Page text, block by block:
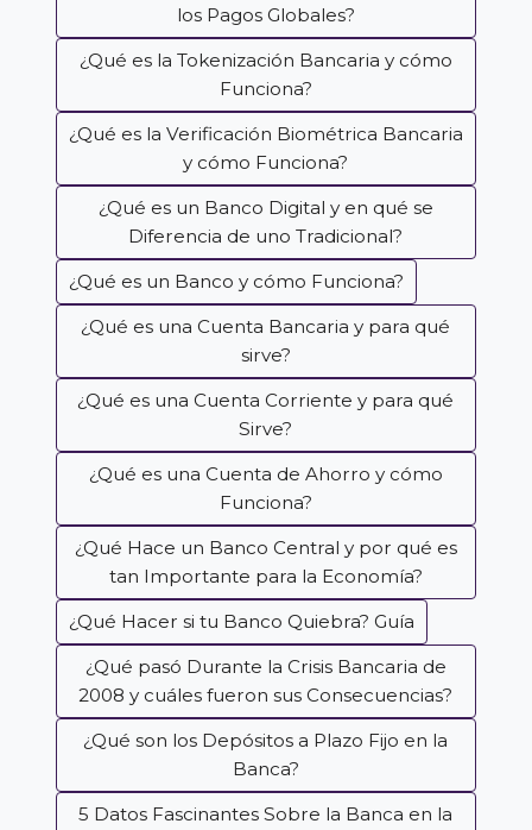
los Pagos Globales?
¿Qué es la Tokenización Bancaria y cómo
Funciona?
¿Qué es la Verificación Biométrica Bancaria
y cómo Funciona?
¿Qué es un Banco Digital y en qué se
Diferencia de uno Tradicional?
¿Qué es un Banco y cómo Funciona?
¿Qué es una Cuenta Bancaria y para qué
sirve?
¿Qué es una Cuenta Corriente y para qué
Sirve?
¿Qué es una Cuenta de Ahorro y cómo
Funciona?
¿Qué Hace un Banco Central y por qué es
tan Importante para la Economía?
¿Qué Hacer si tu Banco Quiebra? Guía
¿Qué pasó Durante la Crisis Bancaria de
2008 y cuáles fueron sus Consecuencias?
¿Qué son los Depósitos a Plazo Fijo en la
Banca?
5 Datos Fascinantes Sobre la Banca en la